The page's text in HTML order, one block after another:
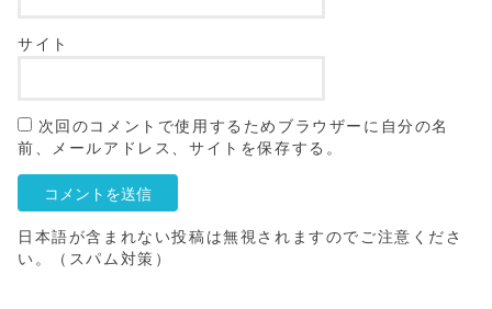
サイト
次回のコメントで使用するためブラウザーに自分の名
前、メールアドレス、サイトを保存する。
日本語が含まれない投稿は無視されますのでご注意くださ
い。（スパム対策）